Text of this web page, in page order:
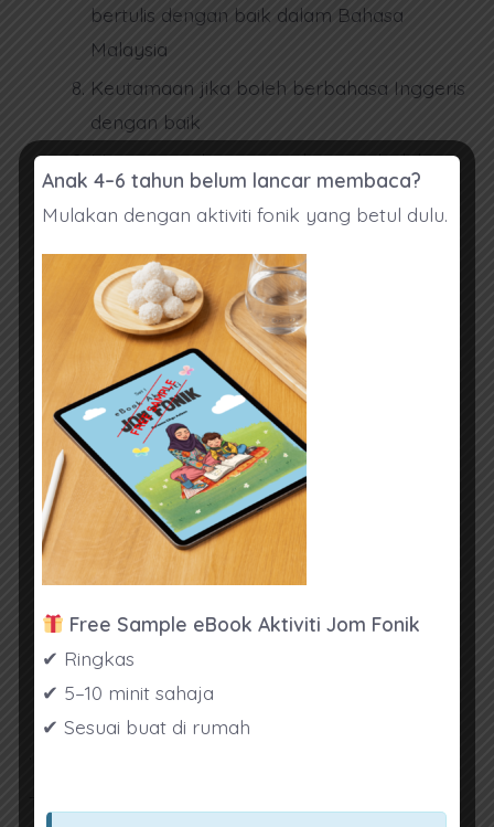
bertulis dengan baik dalam Bahasa
Malaysia
Keutamaan jika boleh berbahasa Inggeris
dengan baik
Mempunyai laptop sendiri yang boleh
mengendalikan sekurang-kurangnya
aplikasi Zoom, PowerPoint, Internet,
WhatsApp, Google Docs, Trello, Telegram
Mempunyai talian internet yang stabil
untuk menjalankan kelas melalui aplikasi
Zoom.
Pengetahuan dalam perkara berikut
amat dialu-alukan: kaedah fonik, Bacalah
Anakku, ReadEasy, pengacaraan majlis,
teater dan lakonan, persembahan pentas
Berusia 22 tahun ke 35 tahun.
Lelaki dan perempuan boleh memohon.
Bujang ataupun berkahwin boleh
memohon.
Warganegara Malaysia
Anak 4–6 tahun belum lancar membaca?
Mulakan dengan aktiviti fonik yang betul dulu.
Free Sample eBook Aktiviti Jom Fonik
✔ Ringkas
✔ 5–10 minit sahaja
✔ Sesuai buat di rumah